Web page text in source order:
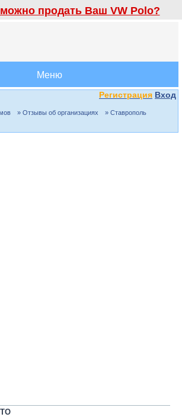
продать Ваш VW Polo?
Меню
Регистрация Вход
» Отзывы об организациях
» Ставрополь